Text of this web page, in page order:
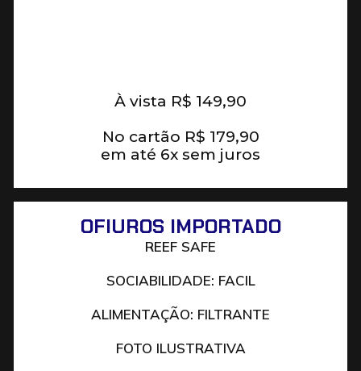
À vista R$ 149,90
No cartão R$ 179,90
em até 6x sem juros
OFIUROS IMPORTADO
REEF SAFE
SOCIABILIDADE: FACIL
ALIMENTAÇÃO: FILTRANTE
FOTO ILUSTRATIVA